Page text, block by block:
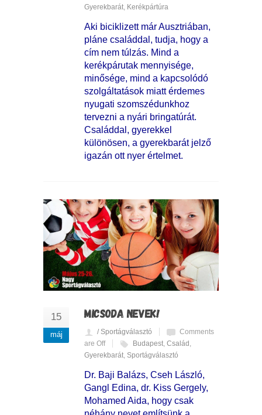
Gyerekbarát Kerékpártúra
Aki biciklizett már Ausztriában,
pláne családdal, tudja, hogy a
cím nem túlzás. Mind a
kerékpárutak mennyisége,
minősége, mind a kapcsolódó
szolgáltatások miatt érdemes
nyugati szomszédunkhoz
tervezni a nyári bringatúrát.
Családdal, gyerekkel
különösen, a gyerekbarát jelző
igazán ott nyer értelmet.
15
máj
MICSODA NEVEK!
/ Sportágválasztó
Comments
are Off
Budapest, Család ,
Gyerekbarát, Sportágválasztó
Dr. Baji Balázs, Cseh László,
Gangl Edina, dr. Kiss Gergely,
Mohamed Aida, hogy csak